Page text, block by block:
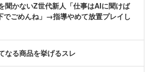
聞かないZ世代新人「仕事はAIに聞けば
でごめんね」→指導やめて放置プレイし
なる商品を挙げるスレ